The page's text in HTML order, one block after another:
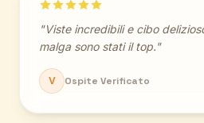
"Viste incredibili e cibo
malga sono stati il top."
V Ospite Verificato